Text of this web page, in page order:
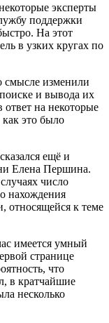
эксперты
поддержки
На этот
в узких кругах по
смысле изменили
и вывода их
ответ на некоторые
как это было
ещё и
Елена Першина.
число
нахождения
относящейся к теме
имеется умный
странице
что
в кратчайшие
несколько